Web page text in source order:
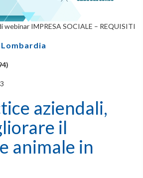
webinar IMPRESA SOCIALE – REQUISITI
aziendali,
il
animale in